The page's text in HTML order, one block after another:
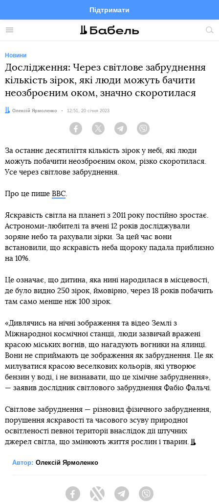
Меню
Підтримати
FacebookTelegramTwitter
Новини
Дослідження: Через світлове забруднення
кількість зірок, які люди можуть бачити
неозброєним оком, значно скоротилася
Автор:
Олексій Ярмоленко Дата:
12:51, 20 січня 2023
Facebook Twitter Telegram
За останнє десятиліття кількість зірок у небі, які люди
можуть побачити неозброєним оком, різко скоротилася.
Усе через світлове забруднення.
Про це пише BBC.
Яскравість світла на планеті з 2011 року постійно зростає.
Астрономи-любителі та вчені 12 років досліджували
зоряне небо та рахували зірки. За цей час вони
встановили, що яскравість неба щороку падала приблизно
на 10%.
Це означає, що дитина, яка нині народилася в місцевості,
де було видно 250 зірок, ймовірно, через 18 років побачить
там само менше ніж 100 зірок.
«Дивлячись на нічні зображення та відео Землі з
Міжнародної космічної станції, люди зазвичай вражені
красою міських вогнів, що нагадують вогники на ялинці.
Вони не сприймають це зображення як забруднення. Це як
милуватися красою веселкових кольорів, які утворює
бензин у воді, і не визнавати, що це хімічне забруднення»,
— заявив дослідник світлового забруднення Фабіо Фальчі.
Світлове забруднення — різновид фізичного забруднення,
порушення яскравості та часового зсуву природної
освітленості певної території внаслідок дії штучних
джерел світла, що змінюють життя рослин і тварин.
Автор: Олексій Ярмоленко
FacebookTwitter Telegram